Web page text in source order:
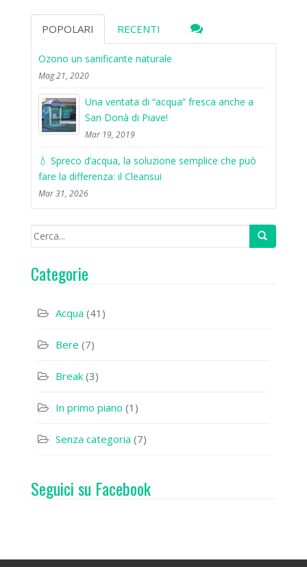
POPOLARI RECENTI
Ozono un sanificante naturale
Mag 21, 2020
Una ventata di “acqua” fresca anche a
San Donà di Piave!
Mar 19, 2019
💧 Spreco d’acqua, la soluzione semplice che può
fare la differenza: il Cleansui
Mar 31, 2026
Categorie
Acqua (41)
Bere (7)
Break (3)
In primo piano (1)
Senza categoria (7)
Seguici su Facebook